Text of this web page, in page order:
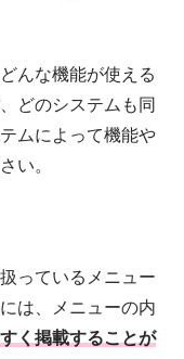
んな機能が使える
どのシステムも同
ムによって機能や
い。
っているメニュー
は、メニューの内
く掲載することが